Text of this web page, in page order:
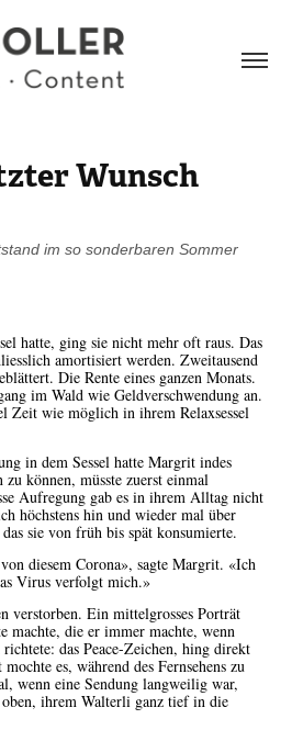
Wunsch
im so sonderbaren Sommer
hatte, ging sie nicht mehr oft raus. Das
amortisiert werden. Zweitausend
Die Rente eines ganzen Monats.
im Wald wie Geldverschwendung an.
Zeit wie möglich in ihrem Relaxsessel
in dem Sessel hatte Margrit indes
zu können, müsste zuerst einmal
Aufregung gab es in ihrem Alltag nicht
höchstens hin und wieder mal über
sie von früh bis spät konsumierte.
diesem Corona», sagte Margrit. «Ich
Virus verfolgt mich.»
verstorben. Ein mittelgrosses Porträt
machte, die er immer machte, wenn
das Peace-Zeichen, hing direkt
es, während des Fernsehens zu
wenn eine Sendung langweilig war,
oben, ihrem Walterli ganz tief in die